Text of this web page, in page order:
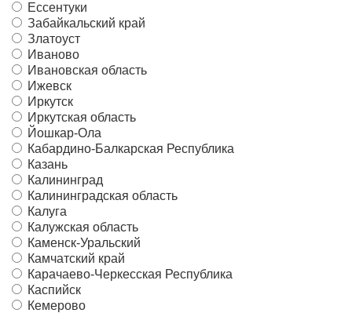
Ессентуки
Забайкальский край
Златоуст
Иваново
Ивановская область
Ижевск
Иркутск
Иркутская область
Йошкар-Ола
Кабардино-Балкарская Республика
Казань
Калининград
Калининградская область
Калуга
Калужская область
Каменск-Уральский
Камчатский край
Карачаево-Черкесская Республика
Каспийск
Кемерово